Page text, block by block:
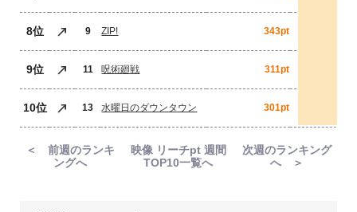
8位 9 ZIP! 343pt
9位 11 呪術廻戦 311pt
10位 13 水曜日のダウンタウン 301pt
＜ 前週のランキ
ングへ
映像 リーチpt 週間
TOP10一覧へ
次週のランキング
へ ＞